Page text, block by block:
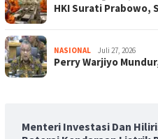
HKI Surati Prabowo,
NASIONAL Juli 27, 2026
Perry Warjiyo
Menteri Investasi Dan